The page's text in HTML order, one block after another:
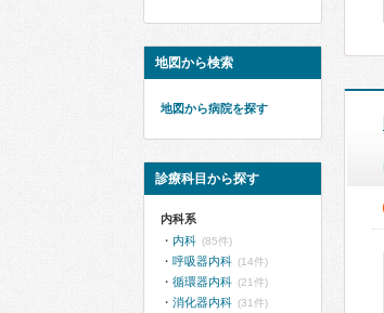
地図から検索
地図から病院を探す
診療科目から探す
内科系
内科 (85件)
呼吸器内科 (14件)
循環器内科 (21件)
消化器内科 (31件)